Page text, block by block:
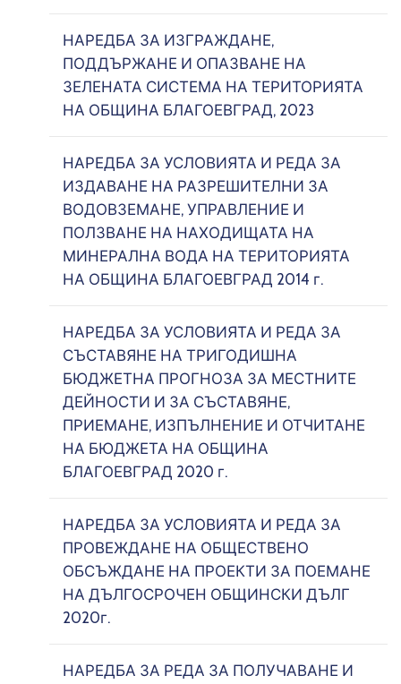
НАРЕДБА ЗА ИЗГРАЖДАНЕ,
ПОДДЪРЖАНЕ И ОПАЗВАНЕ НА
ЗЕЛЕНАТА СИСТЕМА НА ТЕРИТОРИЯТА
НА ОБЩИНА БЛАГОЕВГРАД, 2023
НАРЕДБА ЗА УСЛОВИЯТА И РЕДА ЗА
ИЗДАВАНЕ НА РАЗРЕШИТЕЛНИ ЗА
ВОДОВЗЕМАНЕ, УПРАВЛЕНИЕ И
ПОЛЗВАНЕ НА НАХОДИЩАТА НА
МИНЕРАЛНА ВОДА НА ТЕРИТОРИЯТА
НА ОБЩИНА БЛАГОЕВГРАД 2014 г.
НАРЕДБА ЗА УСЛОВИЯТА И РЕДА ЗА
СЪСТАВЯНЕ НА ТРИГОДИШНА
БЮДЖЕТНА ПРОГНОЗА ЗА МЕСТНИТЕ
ДЕЙНОСТИ И ЗА СЪСТАВЯНЕ,
ПРИЕМАНЕ, ИЗПЪЛНЕНИЕ И ОТЧИТАНЕ
НА БЮДЖЕТА НА ОБЩИНА
БЛАГОЕВГРАД 2020 г.
НАРЕДБА ЗА УСЛОВИЯТА И РЕДА ЗА
ПРОВЕЖДАНЕ НА ОБЩЕСТВЕНО
ОБСЪЖДАНЕ НА ПРОЕКТИ ЗА ПОЕМАНЕ
НА ДЪЛГОСРОЧЕН ОБЩИНСКИ ДЪЛГ
2020г.
НАРЕДБА ЗА РЕДА ЗА ПОЛУЧАВАНЕ И